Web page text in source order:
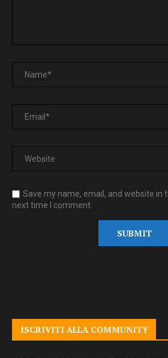
Save my name, email, and website in
next time I comment.
ISCRIVITI ALLA COMMUNITY